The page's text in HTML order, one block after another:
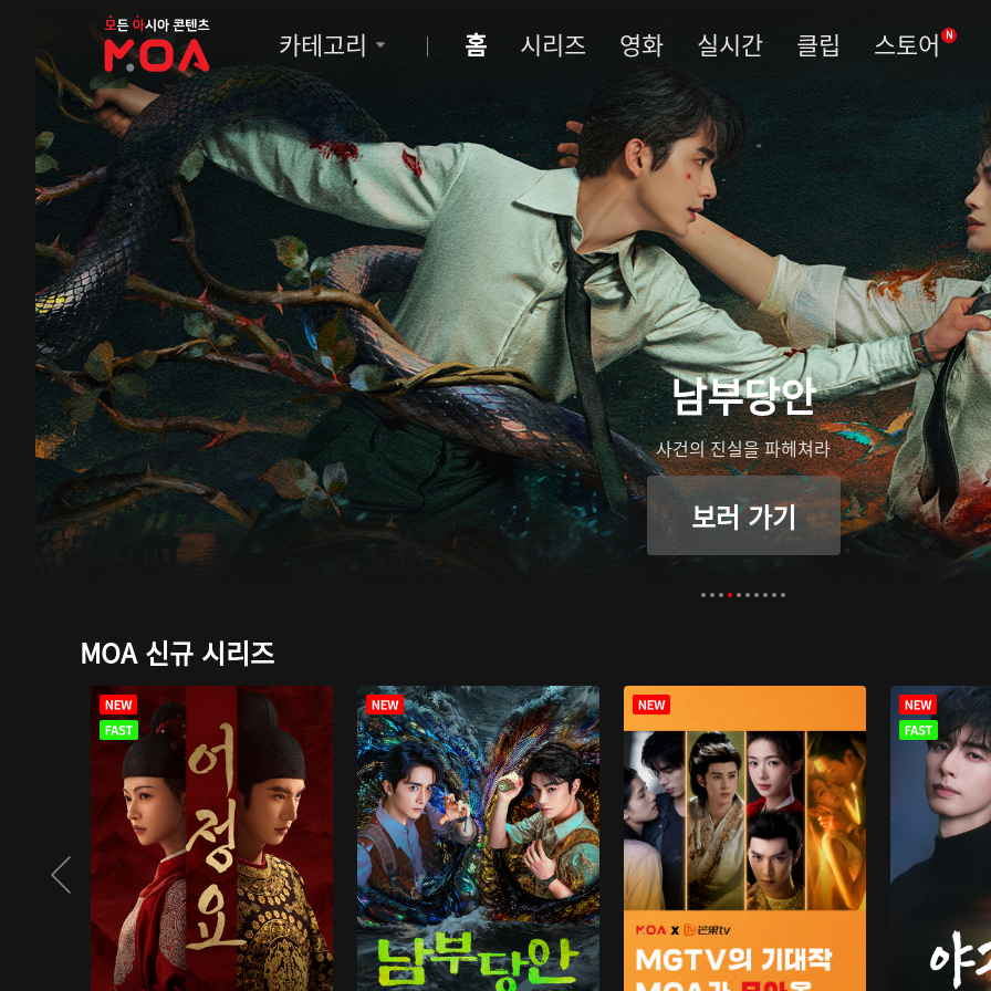
MOA
카테고리 홈 시리즈 영화 실시간 클립 스토어 N
남부당안
사건의 진실을 파헤쳐라
보러 가기
MOA 신규 시리즈